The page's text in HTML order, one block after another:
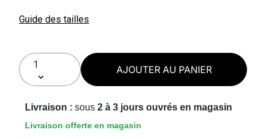
Guide des tailles
AJOUTER AU PANIER
Livraison : sous 2 à 3 jours ouvrés en magasin
Livraison offerte en magasin